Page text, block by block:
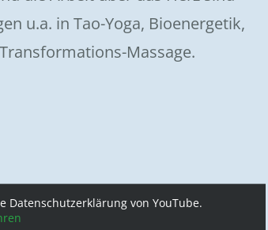
u.a. in Tao-Yoga, Bioenergetik,
Massage.
Datenschutzerklärung von YouTube.